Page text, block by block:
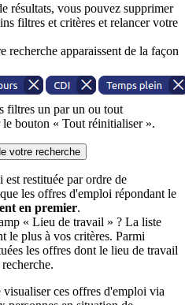
résultats, vous pouvez supprimer
filtres et critères et relancer votre
recherche apparaissent de la façon
filtres un par un ou tout
bouton « Tout réinitialiser ».
votre recherche
restituée par ordre de
les offres d'emploi répondant le
en premier.
« Lieu de travail » ? La liste
le plus à vos critères. Parmi
les offres dont le lieu de travail
ces offres d'emploi via